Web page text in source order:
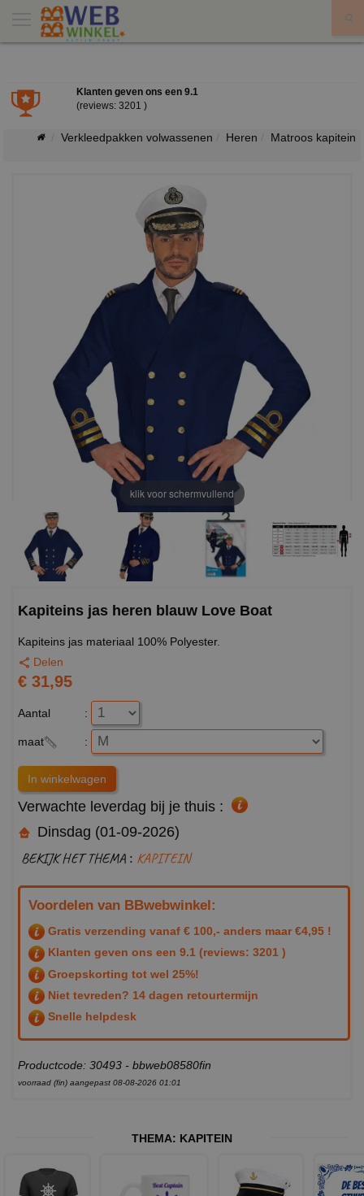
Klanten geven ons een 9.1
(reviews: 3201 )
Verkleedpakken volwassenen Heren Matroos kapitein
klik voor schermvullend
Kapiteins jas heren blauw Love Boat
Kapiteins jas materiaal 100% Polyester.
Delen
€ 31,95
Aantal :
maat :
Verwachte leverdag bij je thuis :
Dinsdag (01-09-2026)
BEKIJK HET THEMA : KAPITEIN
Voordelen van BBwebwinkel:
Gratis verzending vanaf € 100,- anders maar €4,95 !
Klanten geven ons een 9.1 (reviews: 3201 )
Groepskorting tot wel 25%!
Niet tevreden? 14 dagen retourtermijn
Snelle helpdesk
Productcode: 30493 - bbweb08580fin
voorraad (fin) aangepast 08-08-2026 01:01
THEMA: KAPITEIN